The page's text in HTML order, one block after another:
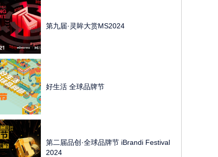
第九届·灵眸大赏MS2024
好生活 全球品牌节
第二届品创·全球品牌节 iBrandi Festival
2024